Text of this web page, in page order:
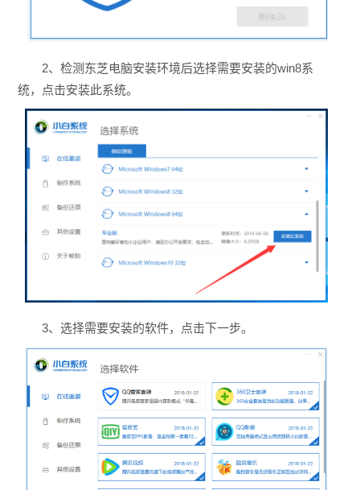
2、检测东芝电脑安装环境后选择需要安装的win8系
统，点击安装此系统。
3、选择需要安装的软件，点击下一步。